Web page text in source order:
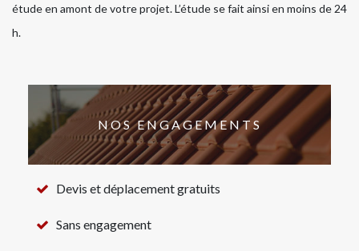
étude en amont de votre projet. L’étude se fait ainsi en moins de 24
h.
NOS ENGAGEMENTS
Devis et déplacement gratuits
Sans engagement